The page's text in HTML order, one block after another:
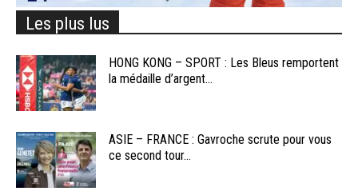
Les plus lus
HONG KONG – SPORT : Les Bleus remportent
la médaille d’argent...
ASIE – FRANCE : Gavroche scrute pour vous
ce second tour...